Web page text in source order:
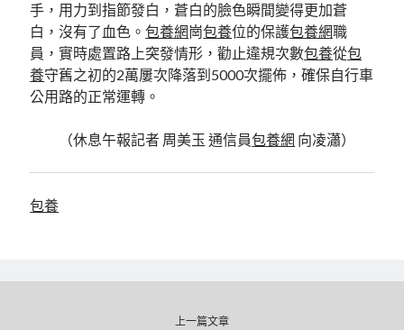
手，用力到指節發白，蒼白的臉色瞬間變得更加蒼
白，沒有了血色。包養網崗包養位的保護包養網職
員，實時處置路上突發情形，勸止違規次數包養從包
養守舊之初的2萬屢次降落到5000次擺佈，確保自行車
公用路的正常運轉。
（休息午報記者 周美玉 通信員包養網 向凌瀟）
包養
上一篇文章